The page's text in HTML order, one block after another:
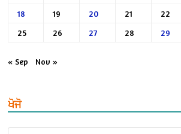
18
19 20 21 22
25
26 27 28 29
« Sep Nov »
ਖੋਜੋ